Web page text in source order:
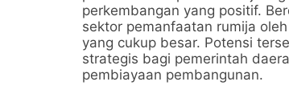
perkembangan yang positif.
sektor pemanfaatan rumija
yang cukup besar. Potensi
strategis bagi pemerintah
pembiayaan pembangunan.